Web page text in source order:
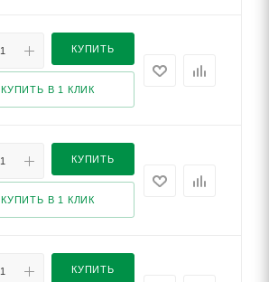
КУПИТЬ
КУПИТЬ В 1 КЛИК
КУПИТЬ
КУПИТЬ В 1 КЛИК
КУПИТЬ